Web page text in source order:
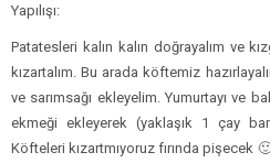
Yapılışı:
Patatesleri kalın kalın doğrayalım ve
kızartalım. Bu arada köftemiz
ve sarımsağı ekleyelim. Yumurtayı ve
ekmeği ekleyerek (yaklaşık 1 çay
Köfteleri kızartmıyoruz fırında pişecek